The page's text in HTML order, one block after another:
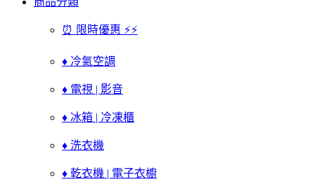
⏰ 限時優惠 ⚡⚡
♦ 冷氣空調
♦ 電視 | 影音
♦ 冰箱 | 冷凍櫃
♦ 洗衣機
♦ 乾衣機 | 電子衣櫥